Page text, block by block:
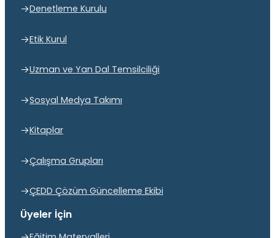
Denetleme Kurulu
Etik Kurul
Uzman ve Yan Dal Temsilciliği
Sosyal Medya Takımı
Kitaplar
Çalışma Grupları
ÇEDD Çözüm Güncelleme Ekibi
Üyeler İçin